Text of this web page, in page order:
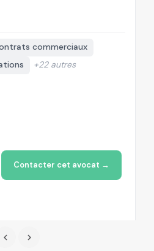
commerciaux
+22 autres
Contacter cet avocat →